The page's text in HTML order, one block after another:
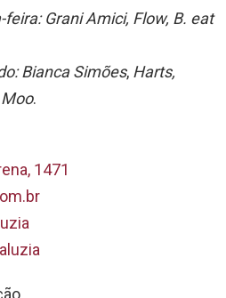
feira:Grani Amici, Flow, B. eat
Bianca Simões, Harts,
.
1471